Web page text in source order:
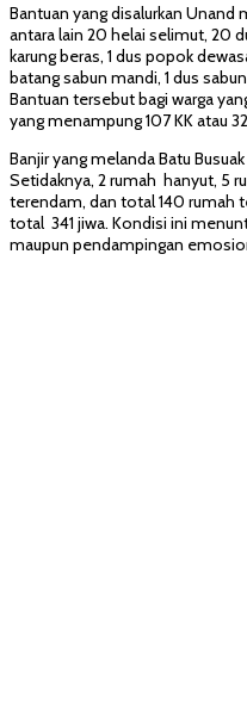
Bantuan yang disalurkan Unand
antara lain 20 helai selimut, 20
karung beras, 1 dus popok
batang sabun mandi, 1 dus
Bantuan tersebut bagi warga
yang menampung 107 KK atau
Banjir yang melanda Batu
Setidaknya, 2 rumah hanyut, 5
terendam, dan total 140 rumah
total 341 jiwa. Kondisi ini
maupun pendampingan